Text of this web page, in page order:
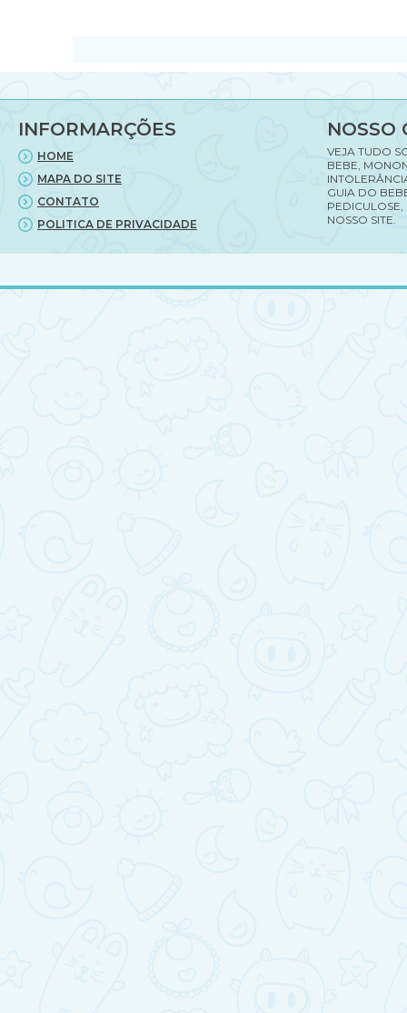
INFORMARÇÕES
HOME
MAPA DO SITE
CONTATO
POLITICA DE PRIVACIDADE
NOSSO
VEJA TUDO
BEBE,
GUIA DO
PEDICULOSE,
NOSSO SITE.